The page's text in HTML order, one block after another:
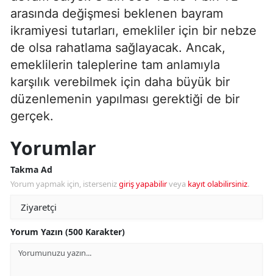
arasında değişmesi beklenen bayram
ikramiyesi tutarları, emekliler için bir nebze
de olsa rahatlama sağlayacak. Ancak,
emeklilerin taleplerine tam anlamıyla
karşılık verebilmek için daha büyük bir
düzenlemenin yapılması gerektiği de bir
gerçek.
Yorumlar
Takma Ad
Yorum yapmak için, istersenizgiriş yapabilirveya kayıt olabilirsiniz.
Yorum Yazın (500 Karakter)